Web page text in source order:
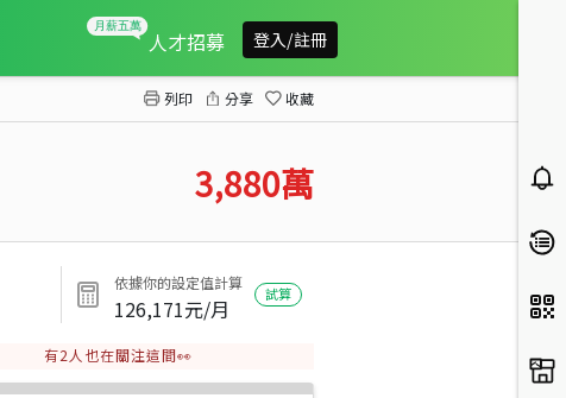
人才招募 登入/註冊
列印 分享 收藏
3,880萬
依據你的設定值計算
126,171元/月
試算
有2 人也在關注這間👀